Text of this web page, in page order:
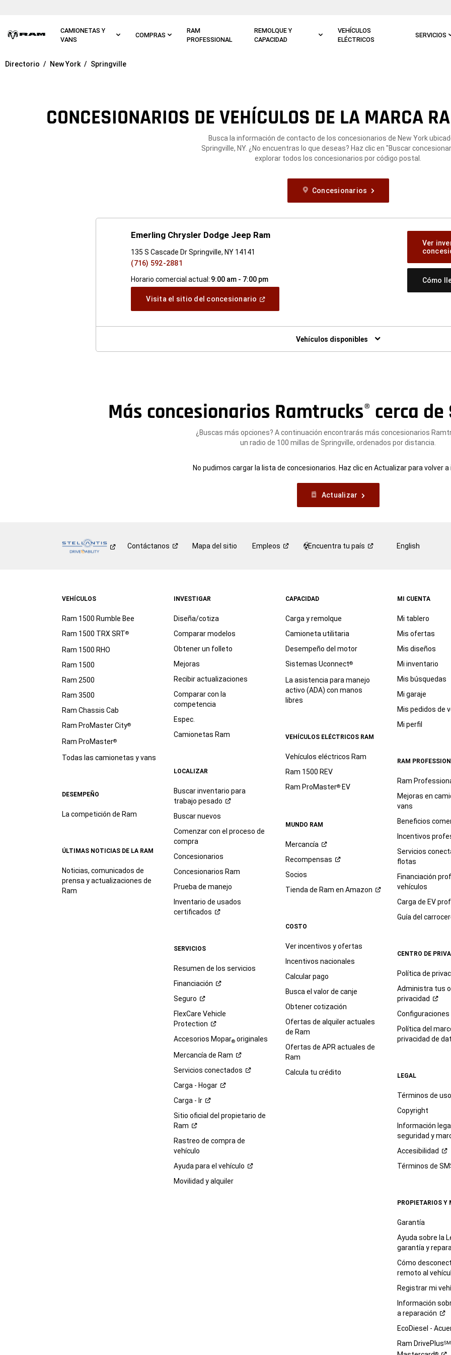
CAMIONETAS Y
VANS
COMPRAS
RAM
PROFESSIONAL
REMOLQUE Y
CAPACIDAD
VEHÍCULOS
ELÉCTRICOS
SERVICIOS
Ir a
Directorio New York Springville
CONCESIONARIOS DE VEHÍCULOS DE LA MARCA
Busca la información de contacto de los concesionarios de New York
Springville, NY. ¿No encuentras lo que deseas? Haz clic en "Buscar
explorar todos los concesionarios por código postal.
Concesionarios
Emerling Chrysler Dodge Jeep Ram
135 S Cascade Dr Springville, NY 14141
(716) 592-2881
Horario comercial actual: 9:00 am - 7:00 pm
Visita el sitio del concesionario (Abrir
Ver
Cómo
Vehículos disponibles
Más concesionarios Ramtrucks® cerca
¿Buscas más opciones? A continuación encontrarás más concesionarios
un radio de 100 millas de Springville, ordenados por distancia.
No pudimos cargar la lista de concesionarios. Haz clic en Actualizar para volver
Actualizar
Contáctanos Mapa del sitio Empleos Encuentra tu país English
VEHÍCULOS
Ram 1500 Rumble Bee
Ram 1500 TRX SRT®
Ram 1500 RHO
Ram 1500
Ram 2500
Ram 3500
Ram Chassis Cab
Ram ProMaster City®
Ram ProMaster®
Todas las camionetas y vans
DESEMPEÑO
La competición de Ram
ÚLTIMAS NOTICIAS DE LA RAM
Noticias, comunicados de
prensa y actualizaciones de
Ram
INVESTIGAR
Diseña/cotiza
Comparar modelos
Obtener un folleto
Mejoras
Recibir actualizaciones
Comparar con la
competencia
Espec.
Camionetas Ram
LOCALIZAR
Buscar inventario para
trabajo pesado
Buscar nuevos
Comenzar con el proceso de
compra
Concesionarios
Concesionarios Ram
Prueba de manejo
Inventario de usados
certificados
SERVICIOS
Resumen de los servicios
Financiación
Seguro
FlexCare Vehicle
Protection
Accesorios Mopar®originales
Mercancía de Ram
Servicios conectados
Carga - Hogar
Carga - Ir
Sitio oficial del propietario de
Ram
Rastreo de compra de
vehículo
Ayuda para el vehículo
Movilidad y alquiler
CAPACIDAD
Carga y remolque
Camioneta utilitaria
Desempeño del motor
Sistemas Uconnect®
La asistencia para manejo
activo (ADA) con manos
libres
VEHÍCULOS ELÉCTRICOS RAM
Vehículos eléctricos Ram
Ram 1500 REV
Ram ProMaster®EV
MUNDO RAM
Mercancía
Recompensas
Socios
Tienda de Ram en Amazon
COSTO
Ver incentivos y ofertas
Incentivos nacionales
Calcular pago
Busca el valor de canje
Obtener cotización
Ofertas de alquiler actuales
de Ram
Ofertas de APR actuales de
Ram
Calcula tu crédito
MI CUENTA
Mi tablero
Mis ofertas
Mis diseños
Mi inventario
Mis búsquedas
Mi garaje
Mis pedidos de
Mi perfil
RAM
Ram
Mejoras en
vans
Beneficios
Incentivos
Servicios
flotas
Financiación
vehículos
Carga de EV
Guía del
CENTRO DE
Política de
Administra tus
privacidad
Configuraciones
Política del
privacidad de
LEGAL
Términos de uso
Copyright
Información
seguridad y
Accesibilidad
Términos de
PROPIETARIOS Y
Garantía
Ayuda sobre la
garantía y
Cómo
remoto al
Registrar mi
Información
areparación
EcoDiesel -
Ram DrivePlusSM
®